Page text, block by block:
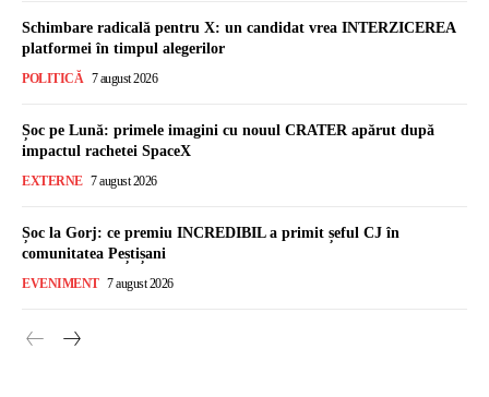
Schimbare radicală pentru X: un candidat vrea INTERZICEREA
platformei în timpul alegerilor
POLITICĂ 7 august 2026
Șoc pe Lună: primele imagini cu nouul CRATER apărut după
impactul rachetei SpaceX
EXTERNE 7 august 2026
Șoc la Gorj: ce premiu INCREDIBIL a primit șeful CJ în
comunitatea Peștișani
EVENIMENT 7 august 2026